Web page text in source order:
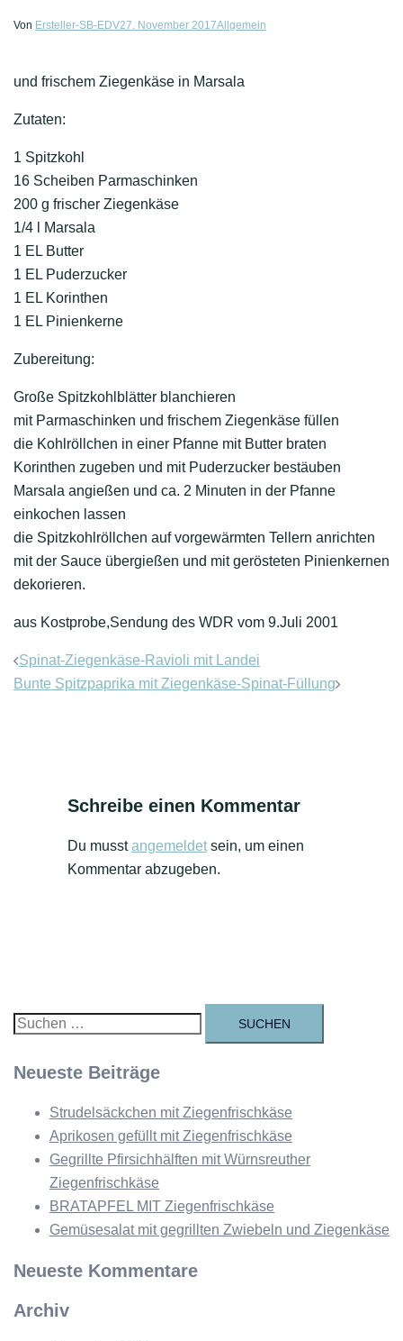
Von Ersteller-SB-EDV27. November 2017Allgemein
und frischem Ziegenkäse in Marsala
Zutaten:
1 Spitzkohl
16 Scheiben Parmaschinken
200 g frischer Ziegenkäse
1/4 l Marsala
1 EL Butter
1 EL Puderzucker
1 EL Korinthen
1 EL Pinienkerne
Zubereitung:
Große Spitzkohlblätter blanchieren
mit Parmaschinken und frischem Ziegenkäse füllen
die Kohlröllchen in einer Pfanne mit Butter braten
Korinthen zugeben und mit Puderzucker bestäuben
Marsala angießen und ca. 2 Minuten in der Pfanne
einkochen lassen
die Spitzkohlröllchen auf vorgewärmten Tellern anrichten
mit der Sauce übergießen und mit gerösteten Pinienkernen
dekorieren.
aus Kostprobe,Sendung des WDR vom 9.Juli 2001
Beitrags-
Navigation
Spinat-Ziegenkäse-Ravioli mit Landei
Bunte Spitzpaprika mit Ziegenkäse-Spinat-Füllung
Schreibe einen Kommentar
Du musstangemeldet sein, um einen
Kommentar abzugeben.
Suchen
Neueste Beiträge
Strudelsäckchen mit Ziegenfrischkäse
Aprikosen gefüllt mit Ziegenfrischkäse
Gegrillte Pfirsichhälften mit Würnsreuther
Ziegenfrischkäse
BRATAPFEL MIT Ziegenfrischkäse
Gemüsesalat mit gegrillten Zwiebeln und Ziegenkäse
Neueste Kommentare
Archiv